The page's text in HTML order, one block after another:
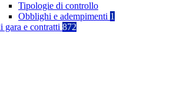
Tipologie di controllo
Obblighi e adempimenti 1
gara e contratti 872